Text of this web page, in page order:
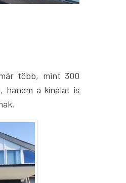
több, mint 300
hanem a kínálat is